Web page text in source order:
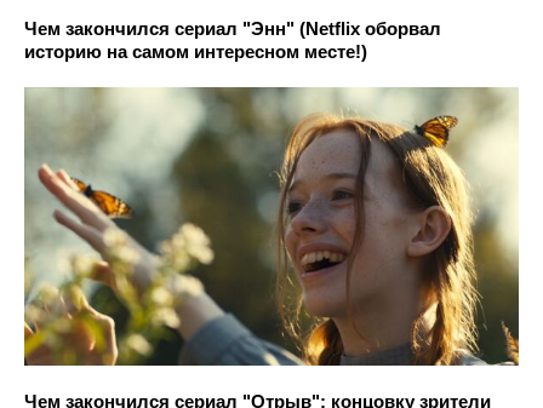
Чем закончился сериал "Энн" (Netflix оборвал
историю на самом интересном месте!)
Чем закончился сериал "Отрыв": концовку зрители